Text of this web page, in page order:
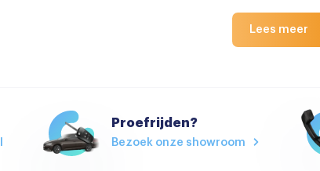
Lees meer
Proefrijden?
Bezoek onze showroom